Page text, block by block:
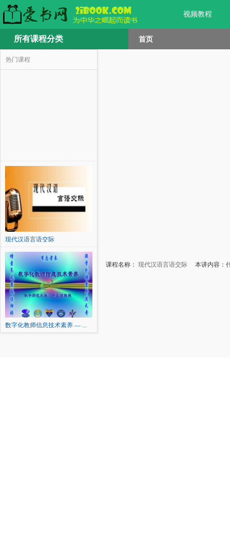
视频教程
所有课程分类 首页
热门课程
现代汉语言语交际
数字化教师信息技术素养 — ...
课程名称： 现代汉语言语交际 本讲内容：